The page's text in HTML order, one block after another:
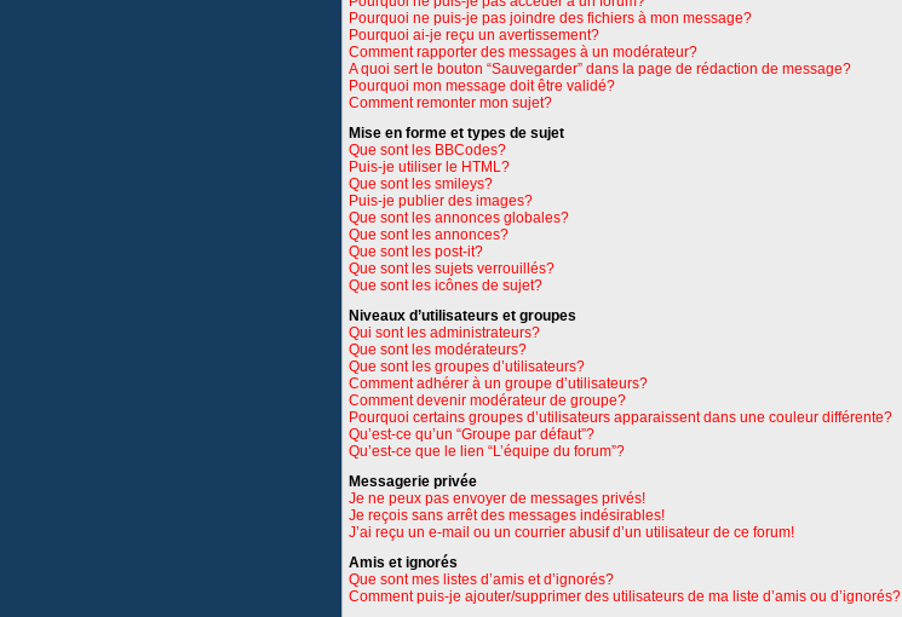
Pourquoi ne puis-je pas joindre des fichiers à mon message?
Pourquoi ai-je reçu un avertissement?
Comment rapporter des messages à un modérateur?
A quoi sert le bouton “Sauvegarder” dans la page de rédaction de message?
Pourquoi mon message doit être validé?
Comment remonter mon sujet?
Mise en forme et types de sujet
Que sont les BBCodes?
Puis-je utiliser le HTML?
Que sont les smileys?
Puis-je publier des images?
Que sont les annonces globales?
Que sont les annonces?
Que sont les post-it?
Que sont les sujets verrouillés?
Que sont les icônes de sujet?
Niveaux d’utilisateurs et groupes
Qui sont les administrateurs?
Que sont les modérateurs?
Que sont les groupes d’utilisateurs?
Comment adhérer à un groupe d’utilisateurs?
Comment devenir modérateur de groupe?
Pourquoi certains groupes d’utilisateurs apparaissent dans une couleur différente?
Qu’est-ce qu’un “Groupe par défaut”?
Qu’est-ce que le lien “L’équipe du forum”?
Messagerie privée
Je ne peux pas envoyer de messages privés!
Je reçois sans arrêt des messages indésirables!
J’ai reçu un e-mail ou un courrier abusif d’un utilisateur de ce forum!
Amis et ignorés
Que sont mes listes d’amis et d’ignorés?
Comment puis-je ajouter/supprimer des utilisateurs de ma liste d’amis ou d’ignorés?